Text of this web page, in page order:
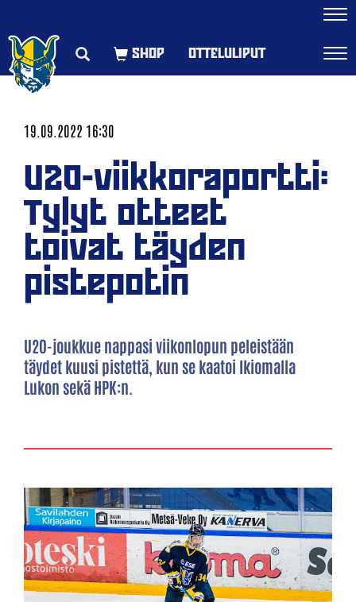
OTTELULIPUT
19.09.2022 16:30
U20-viikkoraportti:
Tylyt otteet
toivat täyden
pistepotin
U20-joukkue nappasi viikonlopun peleistään
täydet kuusi pistettä, kun se kaatoi Ikiomalla
Lukon sekä HPK:n.